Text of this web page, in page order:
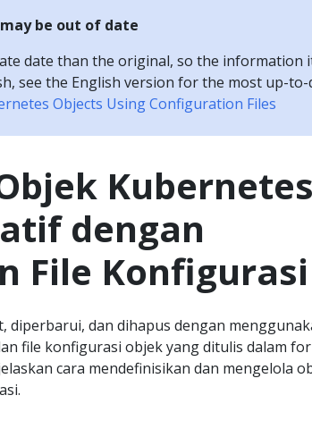
be out of date
date than the original, so the information
see the English version for the most up-
Objects Using Configuration Files
Kubernetes
dengan
File Konfigurasi
diperbarui, dan dihapus dengan
file konfigurasi objek yang ditulis dalam
cara mendefinisikan dan mengelola